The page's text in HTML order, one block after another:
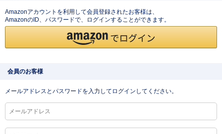
Amazonアカウントを利用して会員登録されたお客様は、
AmazonのID、パスワードで、ログインすることができます。
会員のお客様
メールアドレスとパスワードを入力してログインしてください。